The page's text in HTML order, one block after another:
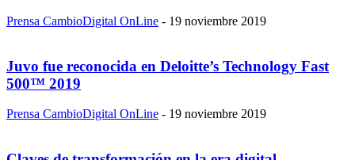
Prensa CambioDigital OnLine - 19 noviembre 2019
Juvo fue reconocida en Deloitte’s Technology Fast
500™ 2019
Prensa CambioDigital OnLine - 19 noviembre 2019